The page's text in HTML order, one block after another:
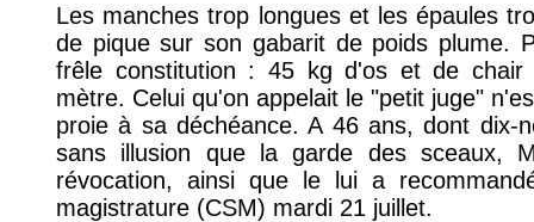
Les manches trop longues et les épaules
de pique sur son gabarit de poids plume.
frêle constitution : 45 kg d'os et de chair
mètre. Celui qu'on appelait le "petit juge"
proie à sa déchéance. A 46 ans, dont dix-
sans illusion que la garde des sceaux,
révocation, ainsi que le lui a
magistrature (CSM) mardi 21 juillet.